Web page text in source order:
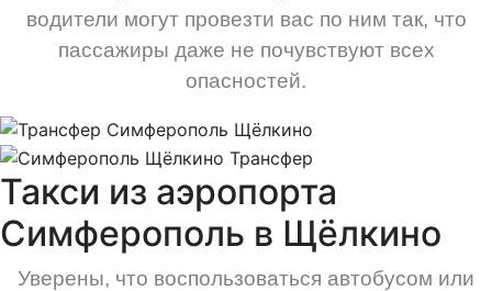
водители могут провезти вас по ним так, что
пассажиры даже не почувствуют всех
опасностей.
Такси из аэропорта
Симферополь в Щёлкино
Уверены, что воспользоваться автобусом или